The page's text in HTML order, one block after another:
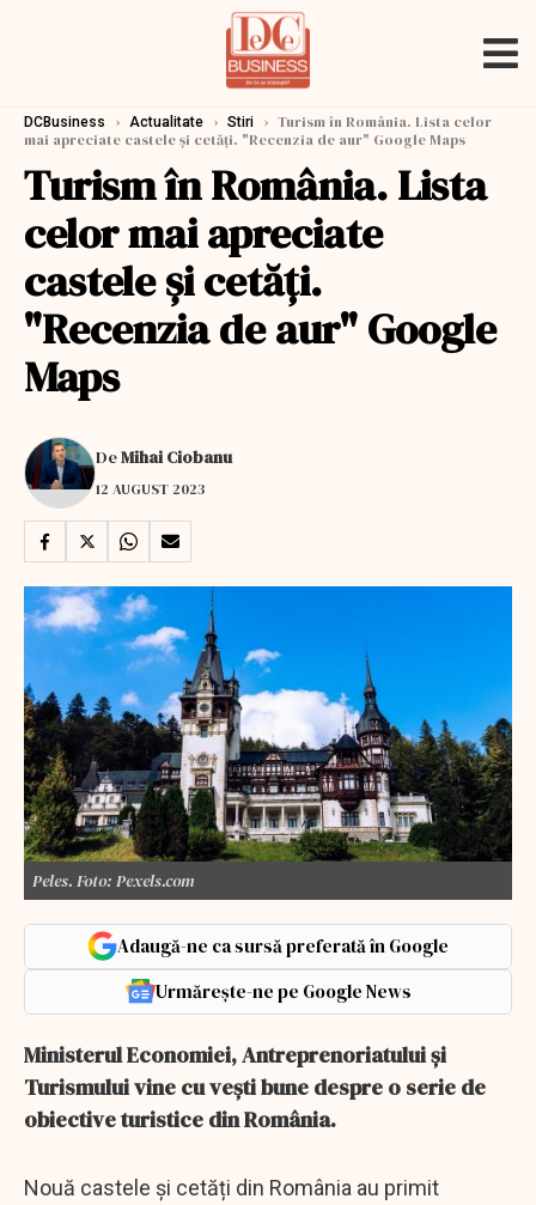
DCBusiness › Actualitate › Stiri › Turism în România. Lista celor
mai apreciate castele şi cetăţi. "Recenzia de aur" Google Maps
Turism în România. Lista
celor mai apreciate
castele şi cetăţi.
"Recenzia de aur" Google
Maps
DeMihai Ciobanu
12 AUGUST 2023
Peles. Foto: Pexels.com
Adaugă-ne ca sursă preferată în Google
Urmărește-ne pe Google News
Ministerul Economiei, Antreprenoriatului și
Turismului vine cu veşti bune despre o serie de
obiective turistice din România.
Nouă castele și cetăți din România au primit